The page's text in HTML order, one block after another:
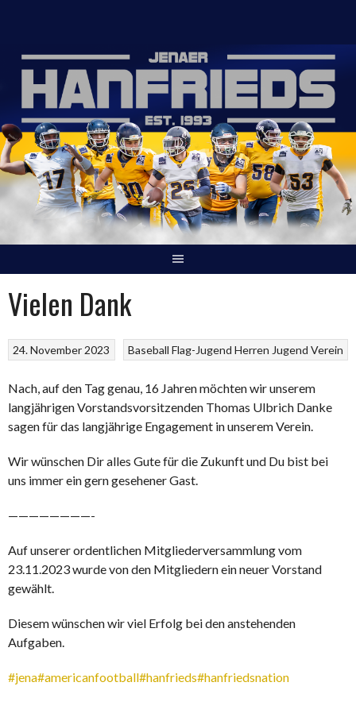
Vielen Dank
Baseball Flag-Jugend Herren Jugend Verein
24. November 2023
Nach, auf den Tag genau, 16 Jahren möchten wir unserem
langjährigen Vorstandsvorsitzenden Thomas Ulbrich Danke
sagen für das langjährige Engagement in unseremVerein.
Wir wünschen Dir alles Gute für die Zukunft und Du bist bei
uns immer ein gern gesehener Gast.
————————-
Auf unserer ordentlichen Mitgliederversammlung vom
23.11.2023 wurde von den Mitgliedern ein neuer Vorstand
gewählt.
Diesem wünschen wir viel Erfolg bei den anstehenden
Aufgaben.
#jena#americanfootball#hanfrieds#hanfriedsnation